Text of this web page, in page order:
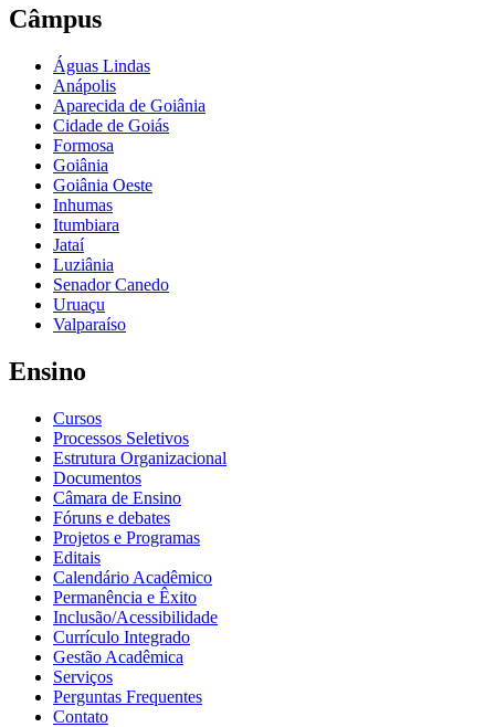
Câmpus
Águas Lindas
Anápolis
Aparecida de Goiânia
Cidade de Goiás
Formosa
Goiânia
Goiânia Oeste
Inhumas
Itumbiara
Jataí
Luziânia
Senador Canedo
Uruaçu
Valparaíso
Ensino
Cursos
Processos Seletivos
Estrutura Organizacional
Documentos
Câmara de Ensino
Fóruns e debates
Projetos e Programas
Editais
Calendário Acadêmico
Permanência e Êxito
Inclusão/Acessibilidade
Currículo Integrado
Gestão Acadêmica
Serviços
Perguntas Frequentes
Contato